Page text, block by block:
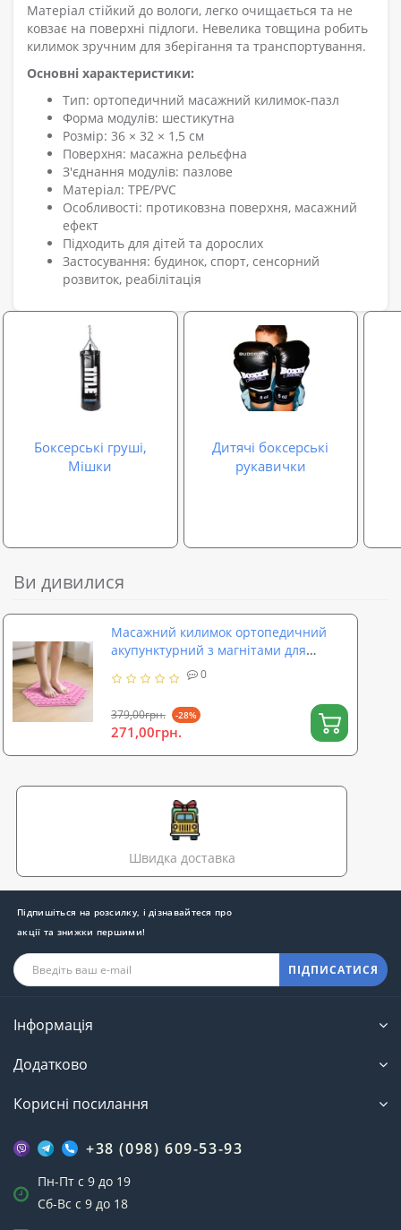
Матеріал стійкий до вологи, легко очищається та не
ковзає на поверхні підлоги. Невелика товщина робить
килимок зручним для зберігання та транспортування.
Основні характеристики:
Тип: ортопедичний масажний килимок-пазл
Форма модулів: шестикутна
Розмір: 36 × 32 × 1,5 см
Поверхня: масажна рельєфна
З'єднання модулів: пазлове
Матеріал: TPE/PVC
Особливості: протиковзна поверхня, масажний
ефект
Підходить для дітей та дорослих
Застосування: будинок, спорт, сенсорний
розвиток, реабілітація
Боксерські груші,
Мішки
Дитячі боксерські
рукавички
Ви дивилися
Масажний килимок ортопедичний
акупунктурний з магнітами для
масажу ніг і стоп 36x32 см OSPORT
(MS 4971)
0
379,00грн. -28%
271,00грн.
Швидка доставка
Підпишіться на розсилку, і дізнавайтеся про
акції та знижки першими!
ПІДПИСАТИСЯ
Інформація
Додатково
Корисні посилання
+38 (098) 609-53-93
Пн-Пт с 9 до 19
Сб-Вс с 9 до 18